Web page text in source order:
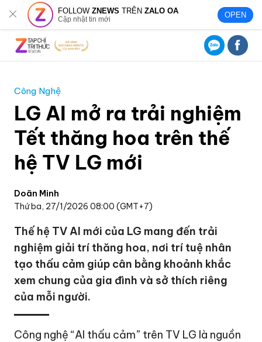
FOLLOWZNEWS TRÊNZALO OA
Cập nhật tin mới OPEN
Công Nghệ
LG AI mở ra trải nghiệm
Tết thăng hoa trên thế
hệ TV LG mới
Doãn Minh
Thứ ba, 27/1/2026 08:00 (GMT+7)
Thế hệ TV AI mới của LG mang đến trải
nghiệm giải trí thăng hoa, nơi trí tuệ nhân
tạo thấu cảm giúp cân bằng khoảnh khắc
xem chung của gia đình và sở thích riêng
của mỗi người.
Công nghệ “AI thấu cảm” trên TV LG là nguồn